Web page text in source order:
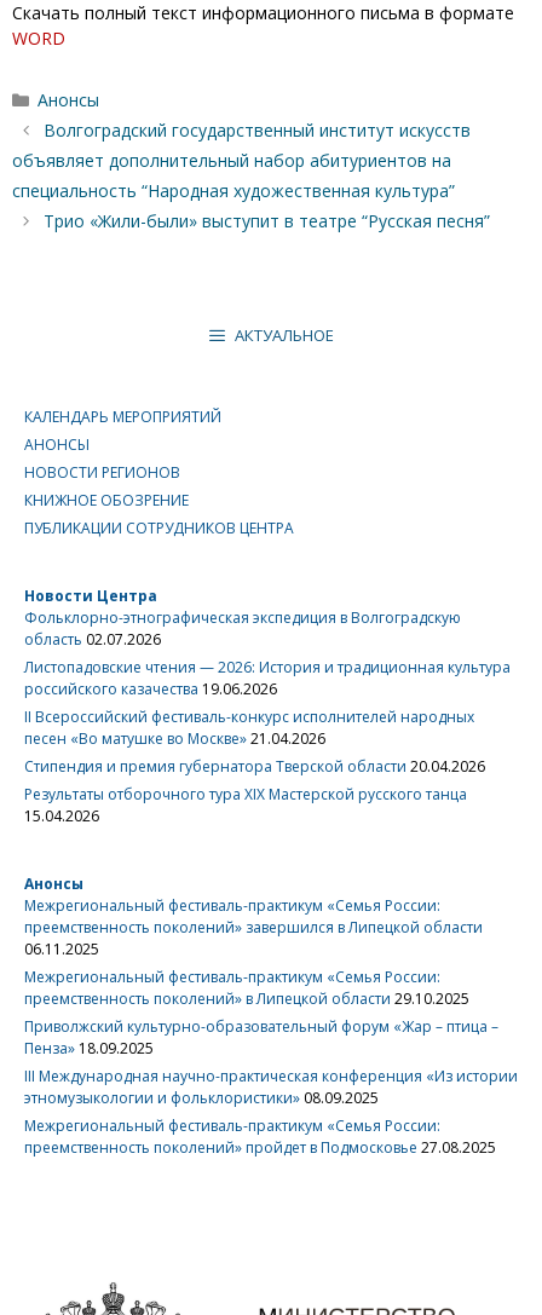
Скачать полный текст информационного письма в формате
WORD
Рубрики
Анонсы
Волгоградский государственный институт искусств
объявляет дополнительный набор абитуриентов на
специальность “Народная художественная культура”
Трио «Жили-были» выступит в театре “Русская песня”
АКТУАЛЬНОЕ
КАЛЕНДАРЬ МЕРОПРИЯТИЙ
АНОНСЫ
НОВОСТИ РЕГИОНОВ
КНИЖНОЕ ОБОЗРЕНИЕ
ПУБЛИКАЦИИ СОТРУДНИКОВ ЦЕНТРА
Новости Центра
Фольклорно-этнографическая экспедиция в Волгоградскую
область 02.07.2026
Листопадовские чтения — 2026: История и традиционная культура
российского казачества 19.06.2026
II Всероссийский фестиваль-конкурс исполнителей народных
песен «Во матушке во Москве»21.04.2026
Стипендия и премия губернатора Тверской области 20.04.2026
Результаты отборочного тура XIX Мастерской русского танца
15.04.2026
Анонсы
Межрегиональный фестиваль-практикум «Семья России:
преемственность поколений» завершился в Липецкой области
06.11.2025
Межрегиональный фестиваль-практикум «Семья России:
преемственность поколений» в Липецкой области 29.10.2025
Приволжский культурно-образовательный форум «Жар – птица –
Пенза» 18.09.2025
III Международная научно-практическая конференция «Из истории
этномузыкологии и фольклористики» 08.09.2025
Межрегиональный фестиваль-практикум «Семья России:
преемственность поколений» пройдет в Подмосковье 27.08.2025